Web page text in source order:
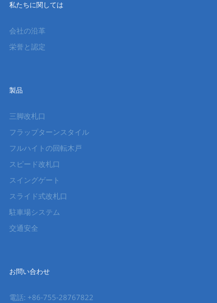
私たちに関しては
会社の沿革
栄誉と認定
製品
三脚改札口
フラップターンスタイル
フルハイトの回転木戸
スピード改札口
スイングゲート
スライド式改札口
駐車場システム
交通安全
お問い合わせ
電話: +86-755-28767822